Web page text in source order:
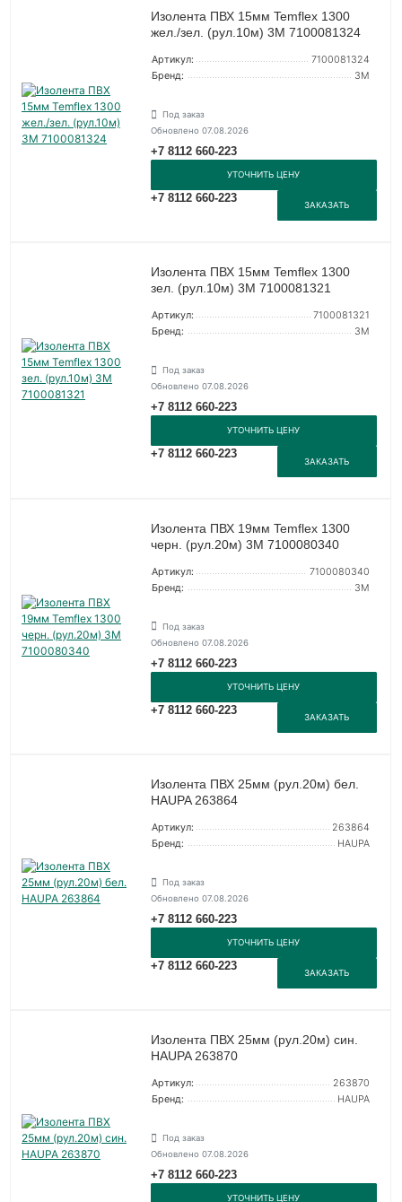
Изолента ПВХ 15мм Temflex 1300
жел./зел. (рул.10м) 3М 7100081324
Артикул:
7100081324
Бренд:
3М
Под заказ
Обновлено 07.08.2026
+7 8112 660-223
УТОЧНИТЬ ЦЕНУ
+7 8112 660-223
ЗАКАЗАТЬ
Изолента ПВХ 15мм Temflex 1300
зел. (рул.10м) 3М 7100081321
Артикул:
7100081321
Бренд:
3М
Под заказ
Обновлено 07.08.2026
+7 8112 660-223
УТОЧНИТЬ ЦЕНУ
+7 8112 660-223
ЗАКАЗАТЬ
Изолента ПВХ 19мм Temflex 1300
черн. (рул.20м) 3М 7100080340
Артикул:
7100080340
Бренд:
3М
Под заказ
Обновлено 07.08.2026
+7 8112 660-223
УТОЧНИТЬ ЦЕНУ
+7 8112 660-223
ЗАКАЗАТЬ
Изолента ПВХ 25мм (рул.20м) бел.
HAUPA 263864
Артикул:
263864
Бренд:
HAUPA
Под заказ
Обновлено 07.08.2026
+7 8112 660-223
УТОЧНИТЬ ЦЕНУ
+7 8112 660-223
ЗАКАЗАТЬ
Изолента ПВХ 25мм (рул.20м) син.
HAUPA 263870
Артикул:
263870
Бренд:
HAUPA
Под заказ
Обновлено 07.08.2026
+7 8112 660-223
УТОЧНИТЬ ЦЕНУ